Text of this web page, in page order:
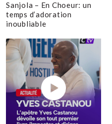
Sanjola – En Choeur: un
temps d’adoration
inoubliable